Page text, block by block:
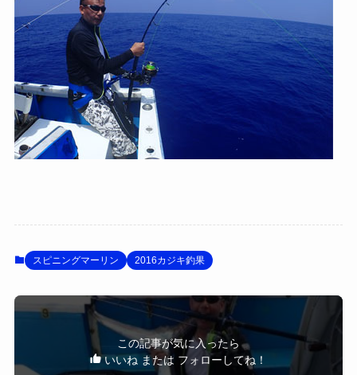
スピニングマーリン 2016カジキ釣果
この記事が気に入ったら
いいね または フォローしてね！